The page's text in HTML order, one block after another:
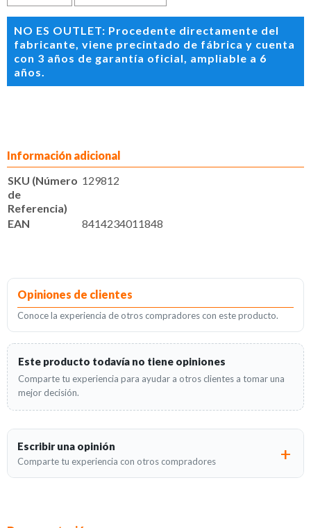
NO ES OUTLET: Procedente directamente del
fabricante, viene precintado de fábrica y cuenta
con 3 años de garantía oficial, ampliable a 6
años.
Información adicional
SKU (Número
de
Referencia)
129812
EAN 8414234011848
Opiniones de clientes
Conoce la experiencia de otros compradores con este producto.
Este producto todavía no tiene opiniones
Comparte tu experiencia para ayudar a otros clientes a tomar una
mejor decisión.
Escribir una opinión
Comparte tu experiencia con otros compradores